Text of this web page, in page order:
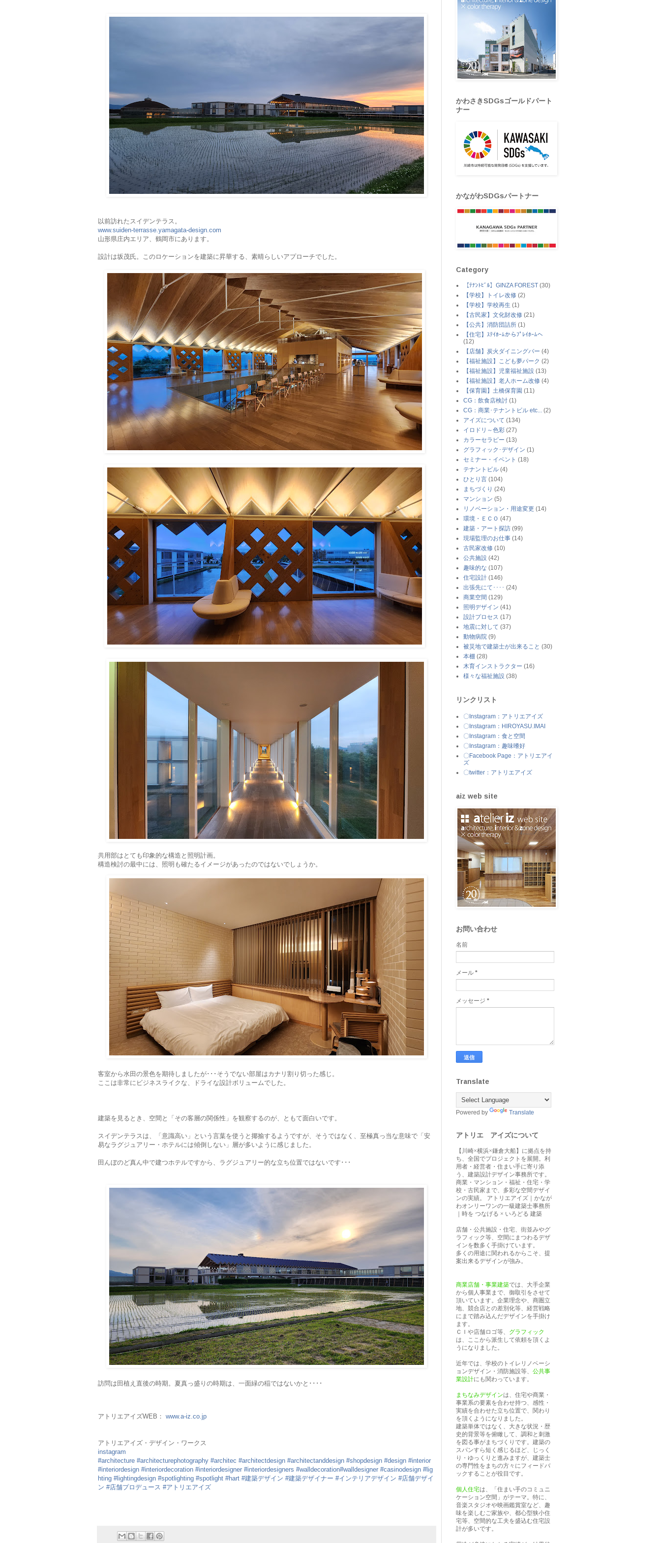
以前訪れたスイデンテラス。
www.suiden-terrasse.yamagata-design.com
山形県庄内エリア、鶴岡市にあります。
設計は坂茂氏。このロケーションを建築に昇華する、素晴らしいアプローチでした。
共用部はとても印象的な構造と照明計画。
構造検討の最中には、照明も確たるイメージがあったのではないでしょうか。
客室から水田の景色を期待しましたが･･･そうでない部屋はカナリ割り切った感じ。
ここは非常にビジネスライクな、ドライな設計ボリュームでした。
建築を見るとき、空間と「その客層の関係性」を観察するのが、ともて面白いです。
スイデンテラスは、「意識高い」という言葉を使うと揶揄するようですが、そうではなく、至極真っ当な意味で「安
易なラグジュアリー・ホテルには傾倒しない」層が多いように感じました。
田んぼのど真ん中で建つホテルですから、ラグジュアリー的な立ち位置ではないです･･･
訪問は田植え直後の時期。夏真っ盛りの時期は、一面緑の稲ではないかと････
アトリエアイズWEB： www.a-iz.co.jp
アトリエアイズ・デザイン・ワークス
instagram
#architecture #architecturephotography #architec #architectdesign #architectanddesign #shopdesign #design #interior
#interiordesign #interiordecoration #interiordesigner #interiordesigners #walldecoration#walldesigner #casinodesign #lig
hting #lightingdesign #spotlighting #spotlight #hart #建築デザイン #建築デザイナー #インテリアデザイン #店舗デザイ
ン #店舗プロデュース #アトリエアイズ
かわさきSDGsゴールドパート
ナー
かながわSDGsパートナー
Category
【ﾃﾅﾝﾄﾋﾞﾙ】GINZA FOREST (30)
【学校】トイレ改修 (2)
【学校】学校再生 (1)
【古民家】文化財改修 (21)
【公共】消防団詰所 (1)
【住宅】ｽﾃｲﾎｰﾑからﾌﾟﾚｲﾎｰﾑへ
(12)
【店舗】炭火ダイニングバー (4)
【福祉施設】こども夢パーク (2)
【福祉施設】児童福祉施設 (13)
【福祉施設】老人ホーム改修 (4)
【保育園】土橋保育園 (11)
CG：飲食店検討 (1)
CG：商業･テナントビル etc... (2)
アイズについて (134)
イロドリ～色彩 (27)
カラーセラピー (13)
グラフィック･デザイン (1)
セミナー・イベント (18)
テナントビル (4)
ひとり言 (104)
まちづくり (24)
マンション (5)
リノベーション・用途変更 (14)
環境・ＥＣＯ (47)
建築・アート探訪 (99)
現場監理のお仕事 (14)
古民家改修 (10)
公共施設 (42)
趣味的な (107)
住宅設計 (146)
出張先にて････ (24)
商業空間 (129)
照明デザイン (41)
設計プロセス (17)
地震に対して (37)
動物病院 (9)
被災地で建築士が出来ること (30)
本棚 (28)
木育インストラクター (16)
様々な福祉施設 (38)
リンクリスト
〇Instagram：アトリエアイズ
〇Instagram：HIROYASU.IMAI
〇Instagram：食と空間
〇Instagram：趣味嗜好
〇Facebook Page：アトリエアイ
ズ
〇twitter：アトリエアイズ
aiz web site
お問い合わせ
名前
メール *
メッセージ *
Translate
Powered by Translate
アトリエ アイズについて
【川崎×横浜×鎌倉大船】に拠点を持
ち、全国でプロジェクトを展開。利
用者・経営者・住まい手に寄り添
う、建築設計デザイン事務所です。
商業・マンション・福祉・住宅・学
校・古民家まで、多彩な空間デザイ
ンの実績。 アトリエアイズ｜かなが
わオンリーワンの一級建築士事務所
｜時を つなげる × いろどる 建築
店舗・公共施設・住宅、街並みやグ
ラフィック等、空間にまつわるデザ
インを数多く手掛けています。
多くの用途に関われるからこそ、提
案出来るデザインが強み。
商業店舗・事業建築では、大手企業
から個人事業まで、御取引をさせて
頂いています。企業理念や、商圏立
地、競合店との差別化等、経営戦略
にまで踏み込んだデザインを手掛け
ます。
ＣＩや店舗ロゴ等、 グラフィック
は、ここから派生して依頼を頂くよ
うになりました。
近年では、学校のトイレリノベーシ
ョンデザイン・消防施設等、 公共事
業設計にも関わっています。
まちなみデザインは、住宅や商業・
事業系の要素を合わせ持つ、感性・
実績を合わせた立ち位置で、関わり
を頂くようになりました。
建築単体ではなく、大きな状況・歴
史的背景等を俯瞰して、調和と刺激
を図る事がまちづくりです。建築の
スパンすら短く感じるほど、じっく
り・ゆっくりと進みますが、建築士
の専門性をまちの方々にフィードバ
ックすることが役目です。
個人住宅は、「住まい手のコミュニ
ケーション空間」がテーマ。特に、
音楽スタジオや映画鑑賞室など、趣
味を楽しむご家族や、都心型狭小住
宅等、空間的な工夫を盛込む住宅設
計が多いです。